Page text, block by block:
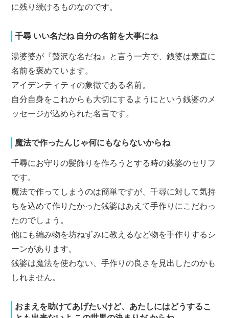
に残り続けるものなのです。
千尋 いい名だね 自分の名前を大事にね
湯婆婆が『贅沢な名だね』と言う一方で、銭婆は素直に
名前を褒めています。
アイデンティティの象徴である名前。
自分自身をこれからも大切にするようにという銭婆のメ
ッセージが込められた名言です。
魔法で作ったんじゃ何にもならないからね
千尋にお守りの髪飾りを作ろうとする時の銭婆のセリフ
です。
魔法で作ってしまうのは簡単ですが、千尋に対して気持
ちを込めて作りたかった銭婆はあえて手作りにこだわっ
たのでしょう。
他にも編み物を坊ねずみに教えるなど物を手作りするシ
ーンがあります。
銭婆は魔法を使わない、手作りの良さを見出したのかも
しれません。
おまえを助けてあげたいけど、あたしにはどうするこ